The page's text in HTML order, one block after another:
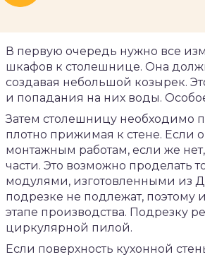
В первую очередь нужно все
шкафов к столешнице. Она
создавая небольшой козырек.
и попадания на них воды.
Затем столешницу необходимо
плотно прижимая к стене. Если
монтажным работам, если же
части. Это возможно
модулями, изготовленными
подрезке не подлежат, поэтому
этапе производства. Подрезку
циркулярной пилой.
Если поверхность кухонной